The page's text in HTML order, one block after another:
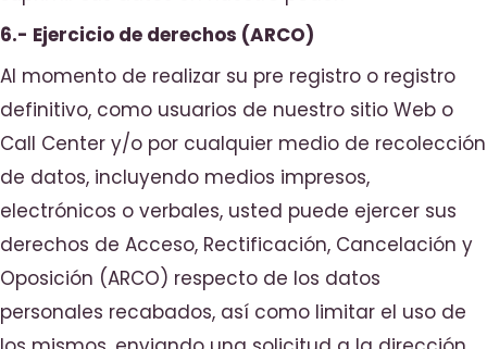
6.- Ejercicio de derechos (ARCO)
Al momento de realizar su pre registro o registro
definitivo, como usuarios de nuestro sitio Web o
Call Center y/o por cualquier medio de recolección
de datos, incluyendo medios impresos,
electrónicos o verbales, usted puede ejercer sus
derechos de Acceso, Rectificación, Cancelación y
Oposición (ARCO) respecto de los datos
personales recabados, así como limitar el uso de